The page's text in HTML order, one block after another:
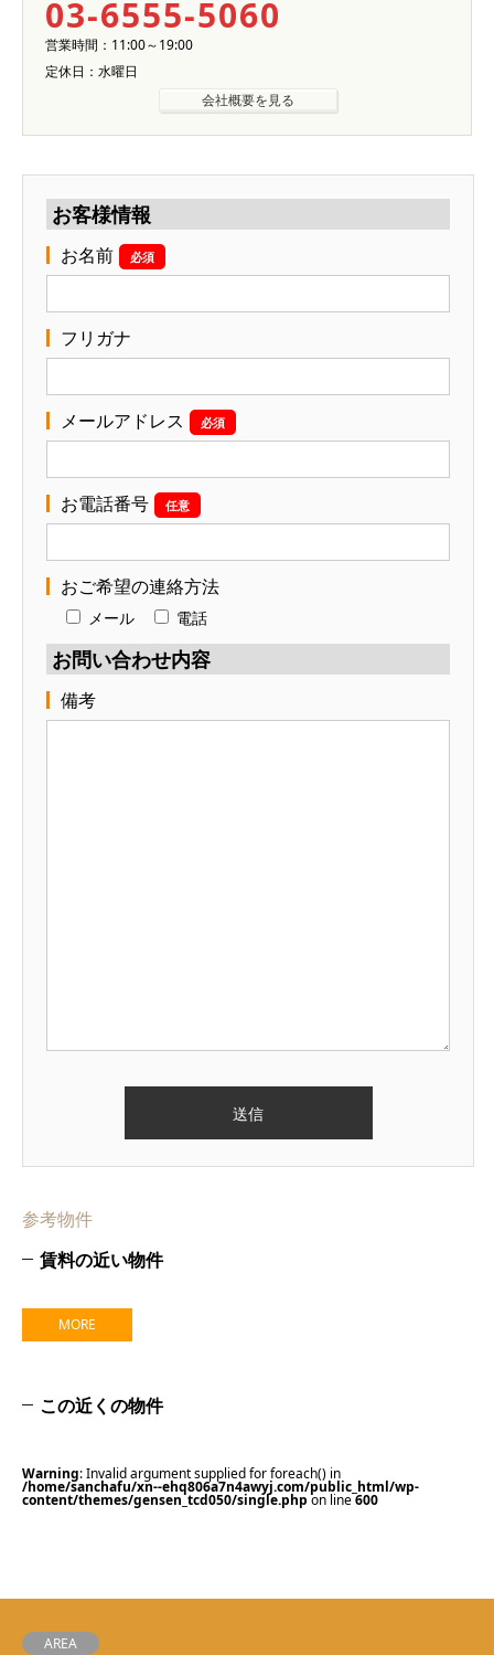
03-6555-5060
営業時間：11:00～19:00
定休日：水曜日
会社概要を見る
お客様情報
お名前 必須
フリガナ
メールアドレス 必須
お電話番号 任意
おご希望の連絡方法
メール 電話
お問い合わせ内容
備考
参考物件
賃料の近い物件
MORE
この近くの物件
Warning: Invalid argument supplied for foreach() in
/home/sanchafu/xn--ehq806a7n4awyj.com/public_html/wp-
content/themes/gensen_tcd050/single.php on line600
AREA